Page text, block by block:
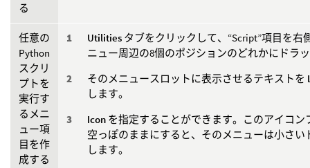
る
任意の
Python
スクリ
プトを
実行す
るメニ
ュー項
目を作
成する
Utilities タブをクリックして、“Script”項目を右
ニュー周辺の8個のポジションのどれかにドラ
そのメニュースロットに表示させるテキストを
します。
Icon を指定することができます。このアイコン
空っぽのままにすると、そのメニューは小さい
します。